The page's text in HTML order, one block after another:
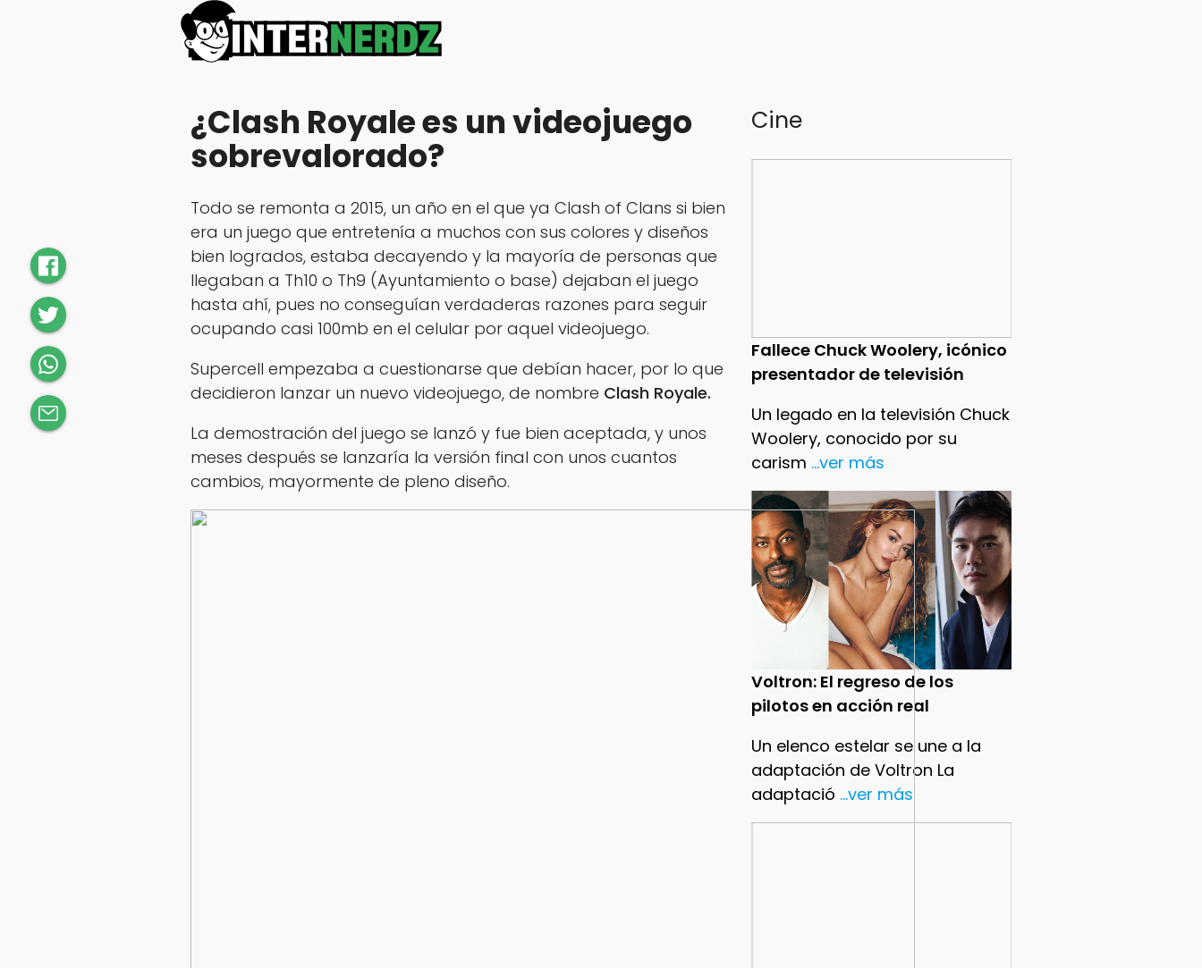
Cine
Fallece Chuck Woolery, icónico
presentador de televisión
Un legado en la televisión Chuck
Woolery, conocido por su
carism ...ver más
Voltron: El regreso de los
pilotos en acción real
Un elenco estelar se une a la
adaptación de Voltron La
adaptació ...ver más
¿Clash Royale es un videojuego
sobrevalorado?
Todo se remonta a 2015, un año en el que ya Clash of Clans si bien
era un juego que entretenía a muchos con sus colores y diseños
bien logrados, estaba decayendo y la mayoría de personas que
llegaban a Th10 o Th9 (Ayuntamiento o base) dejaban el juego
hasta ahí, pues no conseguían verdaderas razones para seguir
ocupando casi 100mb en el celular por aquel videojuego.
Supercell empezaba a cuestionarse que debían hacer, por lo que
decidieron lanzar un nuevo videojuego, de nombre Clash Royale.
La demostración del juego se lanzó y fue bien aceptada, y unos
meses después se lanzaría la versión final con unos cuantos
cambios, mayormente de pleno diseño.